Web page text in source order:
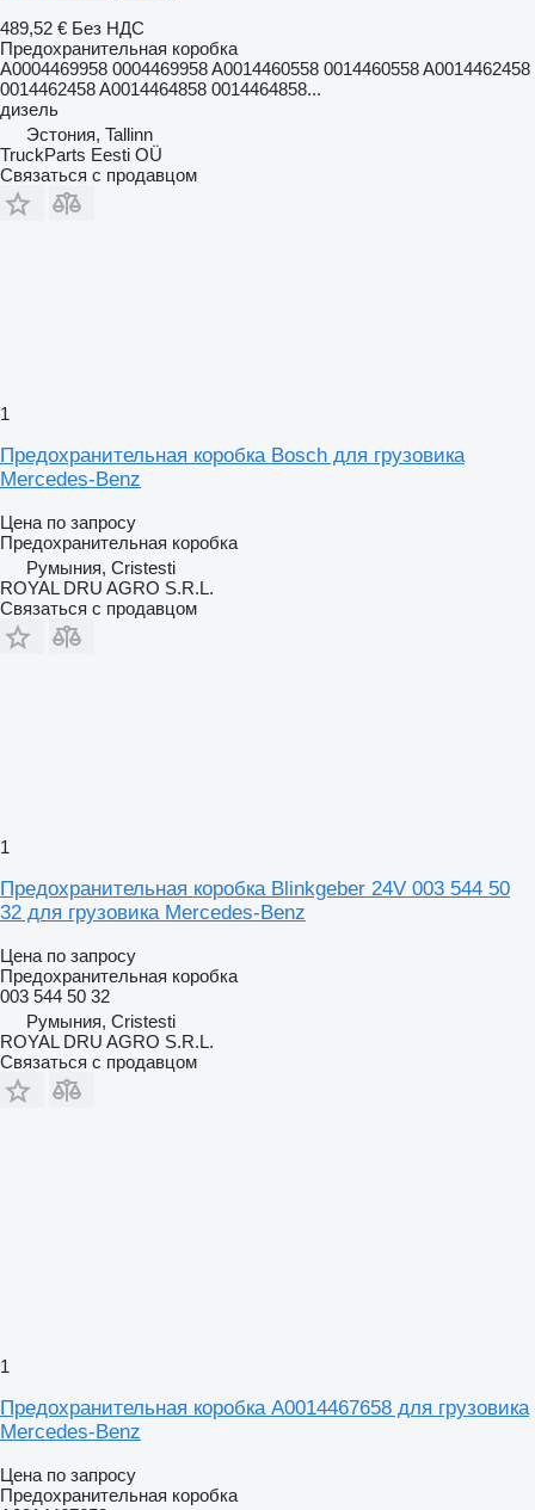
489,52 € Без НДС
Предохранительная коробка
A0004469958 0004469958 A0014460558 0014460558 A0014462458
0014462458 A0014464858 0014464858...
дизель
Эстония, Tallinn
TruckParts Eesti OÜ
Связаться с продавцом
1
Предохранительная коробка Bosch для грузовика
Mercedes-Benz
Цена по запросу
Предохранительная коробка
Румыния, Cristesti
ROYAL DRU AGRO S.R.L.
Связаться с продавцом
1
Предохранительная коробка Blinkgeber 24V 003 544 50
32 для грузовика Mercedes-Benz
Цена по запросу
Предохранительная коробка
003 544 50 32
Румыния, Cristesti
ROYAL DRU AGRO S.R.L.
Связаться с продавцом
1
Предохранительная коробка A0014467658 для грузовика
Mercedes-Benz
Цена по запросу
Предохранительная коробка